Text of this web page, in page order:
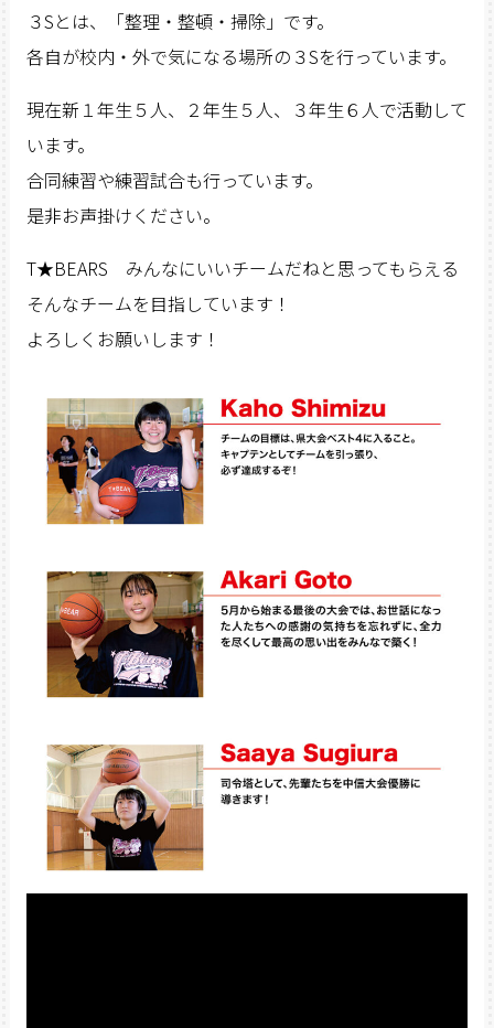
３Sとは、「整理・整頓・掃除」です。
各自が校内・外で気になる場所の３Sを行っています。
現在新１年生５人、２年生５人、３年生６人で活動して
います。
合同練習や練習試合も行っています。
是非お声掛けください。
T★BEARS みんなにいいチームだねと思ってもらえる
そんなチームを目指しています！
よろしくお願いします！